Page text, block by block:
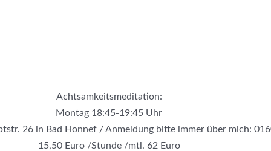
Achtsamkeitsmeditation:
Montag 18:45-19:45 Uhr
26 in Bad Honnef / Anmeldung bitte immer über mich:
15,50 Euro /Stunde /mtl. 62 Euro